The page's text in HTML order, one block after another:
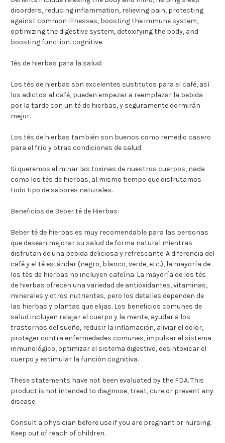
disorders, reducing inflammation, relieving pain, protecting
against common illnesses, boosting the immune system,
optimizing the digestive system, detoxifying the body, and
boosting function. cognitive.
Tés de hierbas para la salud:
Los tés de hierbas son excelentes sustitutos para el café, así
los adictos al café, pueden empezar a reemplazar la bebida
por la tarde con un té de hierbas, y seguramente dormirán
mejor.
Los tés de hierbas también son buenos como remedio casero
para el frío y otras condiciones de salud.
Si queremos eliminar las toxinas de nuestros cuerpos, nada
como los tés de hierbas, al mismo tiempo que disfrutamos
todo tipo de sabores naturales.
Beneficios de Beber té de Hierbas:
Beber té de hierbas es muy recomendable para las personas
que desean mejorar su salud de forma natural mientras
disfrutan de una bebida deliciosa y refrescante. A diferencia del
café y el té estándar (negro, blanco, verde, etc.), la mayoría de
los tés de hierbas no incluyen cafeína. La mayoría de los tés
de hierbas ofrecen una variedad de antioxidantes, vitaminas,
minerales y otros nutrientes, pero los detalles dependen de
las hierbas y plantas que elijas. Los beneficios comunes de
salud incluyen relajar el cuerpo y la mente, ayudar a los
trastornos del sueño, reducir la inflamación, aliviar el dolor,
proteger contra enfermedades comunes, impulsar el sistema
inmunológico, optimizar el sistema digestivo, desintoxicar el
cuerpo y estimular la función cognitiva.
These statements have not been evaluated by the FDA. This
product is not intended to diagnose, treat, cure or prevent any
disease.
Consult a physician before use if you are pregnant or nursing.
Keep out of reach of children.